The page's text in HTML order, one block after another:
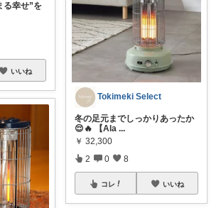
る幸せ”を
いいね
Tokimeki Select
冬の足元までしっかりあったか
😌🔥 【Ala ...
￥ 32,300
2 0 8
コレ いいね